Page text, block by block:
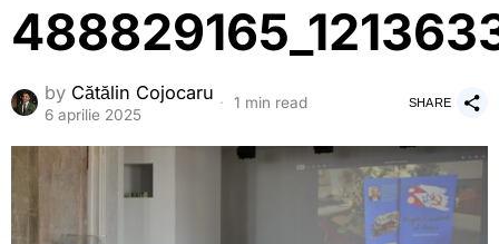
by Cătălin Cojocaru
6 aprilie 2025
1 min read SHARE